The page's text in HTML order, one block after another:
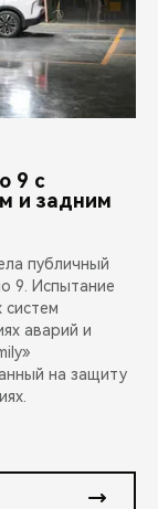
9 с
и задним
публичный
9. Испытание
аварий и
на защиту